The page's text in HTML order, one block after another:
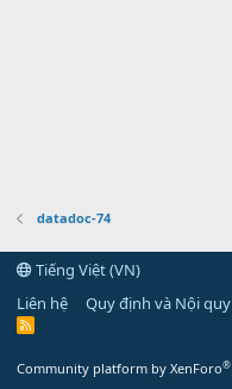
datadoc-74
Tiếng Việt (VN)
Liên hệ
Quy định và Nội quy
R
Community platform by XenForo®